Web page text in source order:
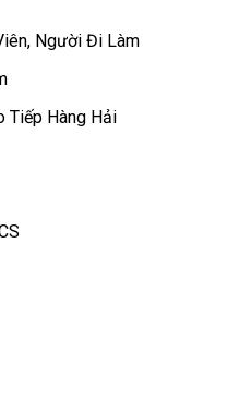
Người Đi Làm
Tiếp Hàng Hải